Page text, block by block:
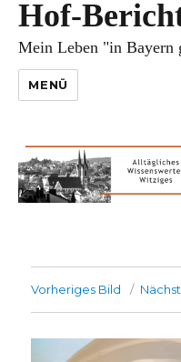
Hof-
Mein Leben "in Bayern
MENÜ
Vorheriges Bild